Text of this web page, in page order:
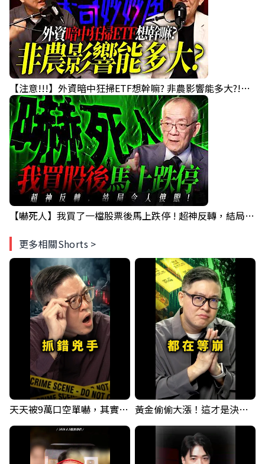
【注意!!!】外資暗中狂掃ETF想幹嘛? 非農影響能多大?!｜ Mr.永年 李 / Mr.JIMMY 高志銘 / 理財有夠跩
【嚇死人】我買了一檔股票後馬上跌停 ! 超神反轉，結局令人傻眼 !｜ Mr.永年 李｜ 盤後講股 Mr.永年 李 2026 / 08 / 07
更多相關Shorts >
天天被9萬口空單嚇，其實你盯錯地方了｜Mr.Jimmy高志銘 #台股 #外資期貨 #融資 黃金偷偷大漲！這才是決定台股生死的「真風向球」！｜Mr.Jimmy高志銘 #黃金 #美元指數 #聯準會